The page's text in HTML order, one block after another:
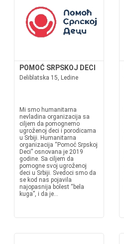
POMOĆ SRPSKOJ DECI
Deliblatska 15, Ledine
Mi smo humanitarna
nevladina organizacija sa
ciljem da pomognemo
ugroženoj deci i porodicama
u Srbiji. Humanitarna
organizacija “Pomoć Srpskoj
Deci” osnovana je 2019
godine. Sa ciljem da
pomogne svoj ugroženoj
deci u Srbiji. Svedoci smo da
se kod nas pojavila
najopasnija bolest “bela
kuga”, i da je...